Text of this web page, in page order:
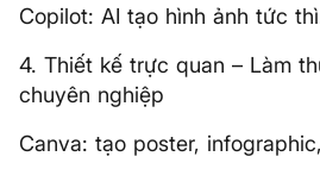
Copilot: AI tạo hình ảnh tức
4. Thiết kế trực quan – Làm
chuyên nghiệp
Canva: tạo poster,